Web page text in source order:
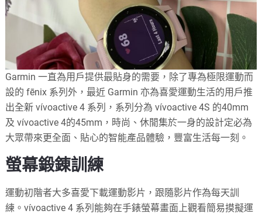
Garmin 一直為用戶提供最貼身的需要，除了專為極限運動而
設的 fēnix 系列外，最近 Garmin 亦為喜愛運動生活的用戶推
出全新 vívoactive 4 系列，系列分為 vívoactive 4S 的40mm
及 vívoactive 4的45mm，時尚、休閒集於一身的設計定必為
大眾帶來更全面、貼心的智能產品體驗，豐富生活每一刻。
螢幕鍛錬訓練
運動初階者大多喜愛下載運動影片，跟隨影片作為每天訓
練。vívoactive 4 系列能夠在手錶螢幕畫面上觀看簡易摸擬運